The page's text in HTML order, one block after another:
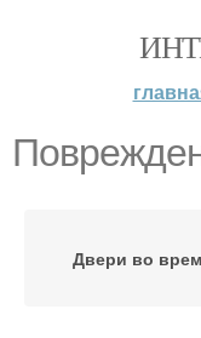
Двери во